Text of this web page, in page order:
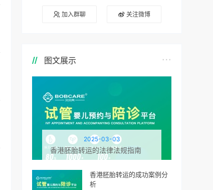
加入群聊 关注微博
图文展示
2025-03-03
香港胚胎转运的法律法规指南
香港胚胎转运的成功案例分
析